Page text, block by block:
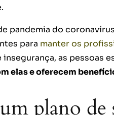
pandemia do
para manter os
as pessoas
elas e oferecem
plano de